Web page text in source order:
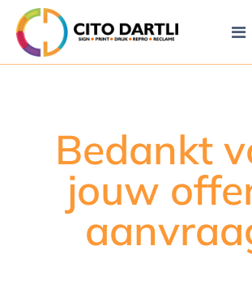
Bedankt
jouw